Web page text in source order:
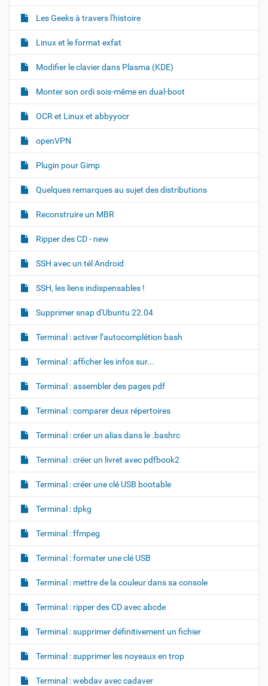
Les Geeks à travers l'histoire
Linux et le format exfat
Modifier le clavier dans Plasma (KDE)
Monter son ordi sois-même en dual-boot
OCR et Linux et abbyyocr
openVPN
Plugin pour Gimp
Quelques remarques au sujet des distributions
Reconstruire un MBR
Ripper des CD - new
SSH avec un tél Android
SSH, les liens indispensables !
Supprimer snap d'Ubuntu 22.04
Terminal : activer l’autocomplétion bash
Terminal : afficher les infos sur...
Terminal : assembler des pages pdf
Terminal : comparer deux répertoires
Terminal : créer un alias dans le .bashrc
Terminal : créer un livret avec pdfbook2
Terminal : créer une clé USB bootable
Terminal : dpkg
Terminal : ffmpeg
Terminal : formater une clé USB
Terminal : mettre de la couleur dans sa console
Terminal : ripper des CD avec abcde
Terminal : supprimer définitivement un fichier
Terminal : supprimer les noyeaux en trop
Terminal : webdav avec cadaver